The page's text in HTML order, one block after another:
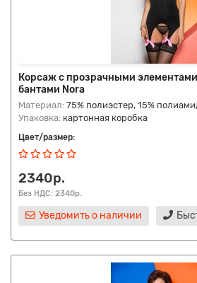
Корсаж с прозрачными
бантами Nora
Материал: 75% полиэстер, 15%
Упаковка: картонная коробка
Цвет/размер:
2340р.
Без НДС: 2340р.
Уведомить о наличии